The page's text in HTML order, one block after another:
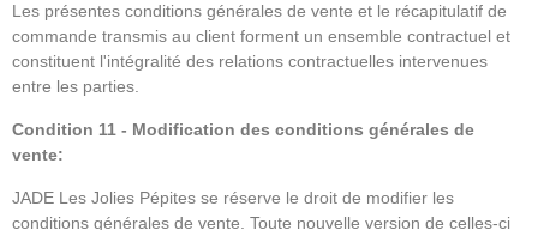
Les présentes conditions générales de vente et le récapitulatif de
commande transmis au client forment un ensemble contractuel et
constituent l'intégralité des relations contractuelles intervenues
entre les parties.
Condition 11 - Modification des conditions générales de
vente:
JADE Les Jolies Pépites se réserve le droit de modifier les
conditions générales de vente. Toute nouvelle version de celles-ci